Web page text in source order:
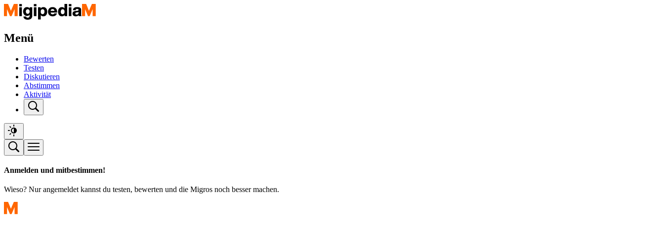
Menü
Bewerten
Testen
Diskutieren
Abstimmen
Aktivität
Anmelden und mitbestimmen!
Wieso? Nur angemeldet kannst du testen, bewerten und die Migros noch besser machen.